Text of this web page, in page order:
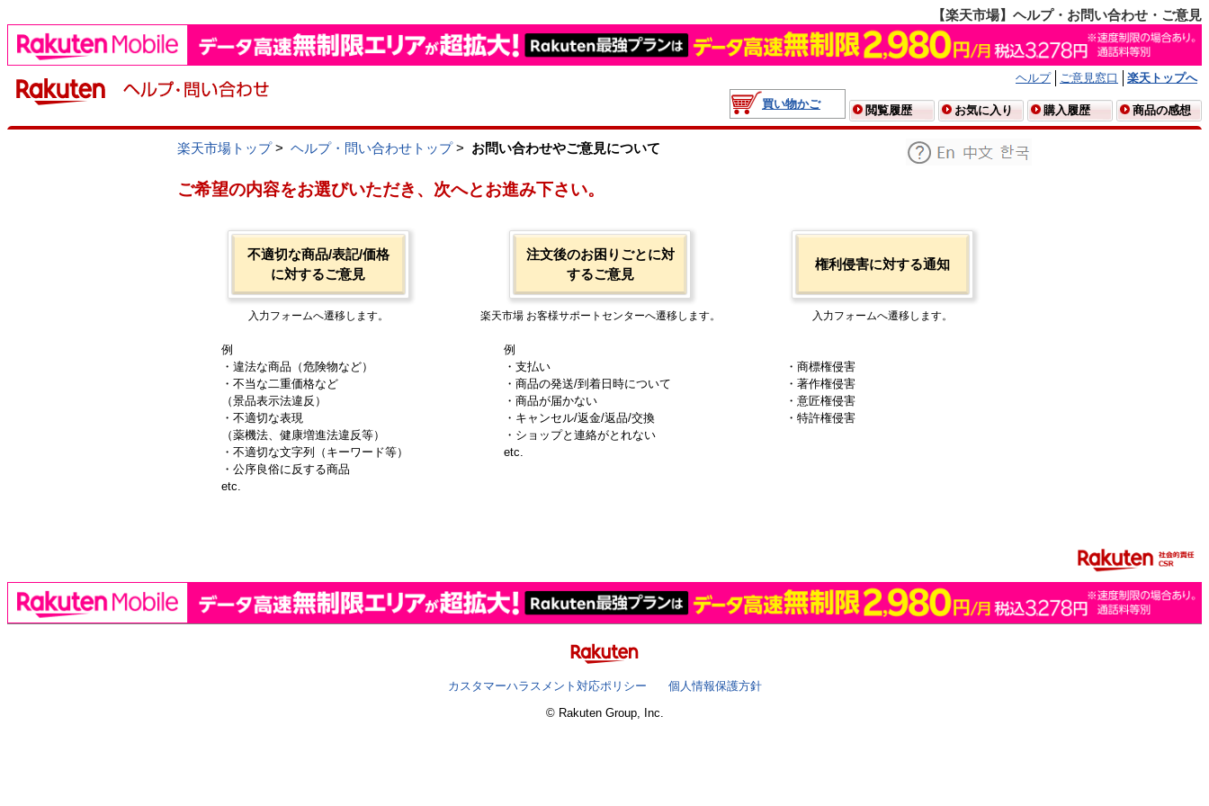
【楽天市場】ヘルプ・お問い合わせ・ご意見
ヘルプ ご意見窓口
楽天トップへ
買い物かご
閲覧履歴 お気に入り 購入履歴 商品の感想
楽天市場トップ> ヘルプ・問い合わせトップ> お問い合わせやご意見について
ご希望の内容をお選びいただき、次へとお進み下さい。
不適切な商品/表記/価格
に対するご意見
入力フォームへ遷移します。
例
・違法な商品（危険物など）
・不当な二重価格など
（景品表示法違反）
・不適切な表現
（薬機法、健康増進法違反等）
・不適切な文字列（キーワード等）
・公序良俗に反する商品
etc.
注文後のお困りごとに対
するご意見
楽天市場 お客様サポートセンターへ遷移します。
例
・支払い
・商品の発送/到着日時について
・商品が届かない
・キャンセル/返金/返品/交換
・ショップと連絡がとれない
etc.
権利侵害に対する通知
入力フォームへ遷移します。
・商標権侵害
・著作権侵害
・意匠権侵害
・特許権侵害
カスタマーハラスメント対応ポリシー
個人情報保護方針
© Rakuten Group, Inc.